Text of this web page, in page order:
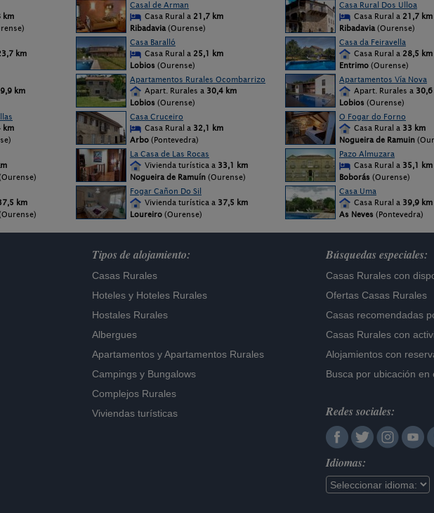
km
Casal de Arman
Casa Rural a 21,7 km
Ribadavia (Ourense)
Casa Rural Dos Ulloa
Casa Rural a 21,7 km
Ribadavia (Ourense)
km
Casa Baralló
Casa Rural a 25,1 km
Lobios (Ourense)
Casa da Feiravella
Casa Rural a 28,5 km
Entrimo (Ourense)
km
Apartamentos Rurales Ocombarrizo
Apart. Rurales a 30,4 km
Lobios (Ourense)
Apartamentos Vía Nova
Apart. Rurales a
Lobios (Ourense)
km
Casa Cruceiro
Casa Rural a 32,1 km
Arbo (Pontevedra)
O Fogar do Forno
Casa Rural a 33 km
Nogueira de Ramuin
La Casa de Las Rocas
Vivienda turística a 33,1 km
Nogueira de Ramuín (Ourense)
Pazo Almuzara
Casa Rural a 35,1 km
Boborás (Ourense)
km
Fogar Cañon Do Sil
Vivienda turística a 37,5 km
Loureiro (Ourense)
Casa Uma
Casa Rural a 39,9 km
As Neves (Pontevedra)
Tipos de alojamiento:
Casas Rurales
Hoteles y Hoteles Rurales
Hostales Rurales
Albergues
Apartamentos yApartamentos Rurales
Campings y Bungalows
Complejos Rurales
Viviendas turísticas
Búsquedas especiales:
Casas Rurales con
Ofertas Casas Rurales
Casas recomendadas
Casas Rurales con
Alojamientos con
Busca por ubicación en
Redes sociales:
Idiomas: